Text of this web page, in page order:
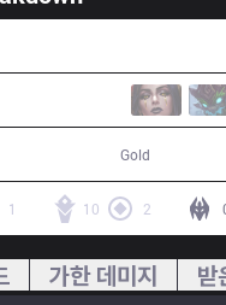
Gold
1 10 2
가한 데미지 받